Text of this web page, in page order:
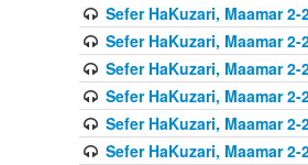
Sefer HaKuzari, Maamar 2-
Sefer HaKuzari, Maamar 2-
Sefer HaKuzari, Maamar 2-
Sefer HaKuzari, Maamar 2-
Sefer HaKuzari, Maamar 2-
Sefer HaKuzari, Maamar 2-